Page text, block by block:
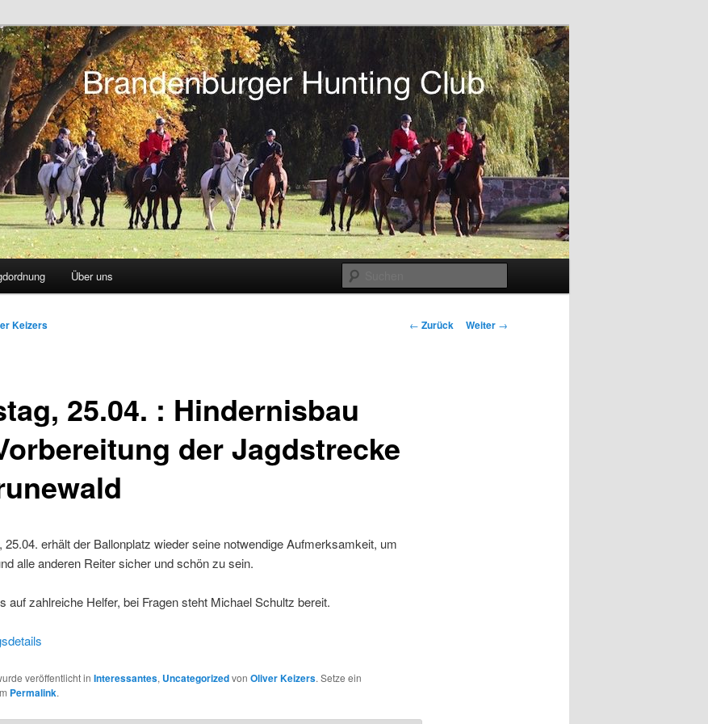
Club
in Berlin und Brandenburg
Über uns
Beitragsnavigation
← Zurück Weiter →
25.04. : Hindernisbau
der Jagdstrecke
Keizers
erhält der Ballonplatz wieder seine notwendige Aufmerksamkeit, um
alle anderen Reiter sicher und schön zu sein.
auf zahlreiche Helfer, bei Fragen steht Michael Schultz bereit.
veröffentlicht in Interessantes, Uncategorizedvon Oliver Keizers. Setze ein
Permalink.